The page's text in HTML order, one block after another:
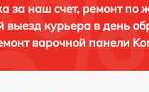
за наш счет, ремонт по
выезд курьера в день
варочной панели